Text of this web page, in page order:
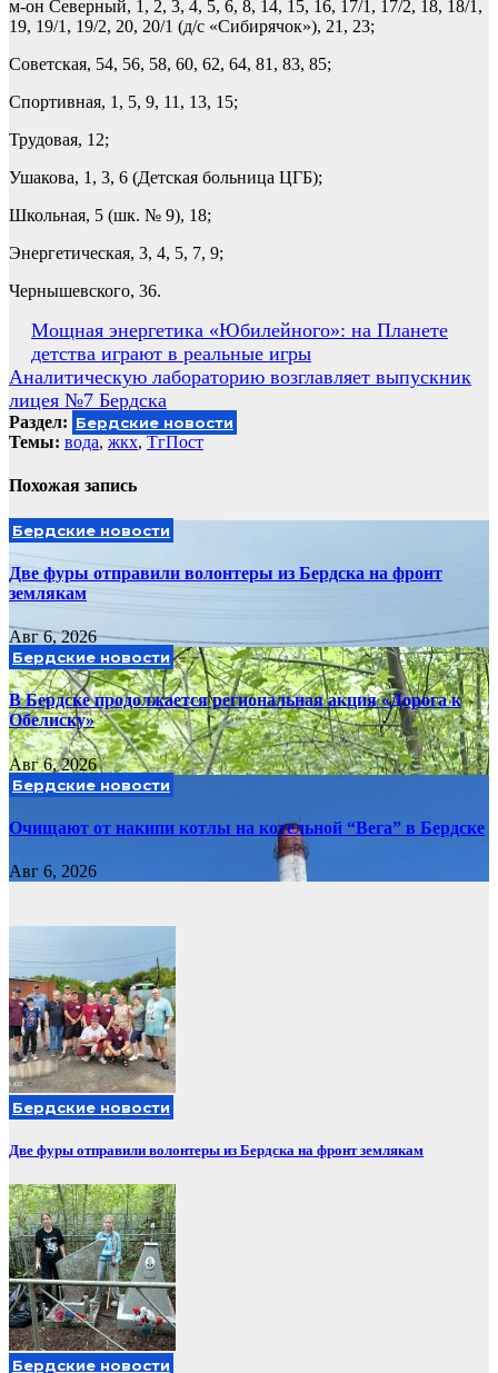
м-он Северный, 1, 2, 3, 4, 5, 6, 8, 14, 15, 16, 17/1, 17/2, 18, 18/1,
19, 19/1, 19/2, 20, 20/1 (д/с «Сибирячок»), 21, 23;
Советская, 54, 56, 58, 60, 62, 64, 81, 83, 85;
Спортивная, 1, 5, 9, 11, 13, 15;
Трудовая, 12;
Ушакова, 1, 3, 6 (Детская больница ЦГБ);
Школьная, 5 (шк. № 9), 18;
Энергетическая, 3, 4, 5, 7, 9;
Чернышевского, 36.
Навигация
по
записям
Мощная энергетика «Юбилейного»: на Планете
детства играют в реальные игры
Аналитическую лабораторию возглавляет выпускник
лицея №7 Бердска
Раздел: Бердские новости
Темы: вода, жкх, ТгПост
Похожая запись
Бердские новости
Две фуры отправили волонтеры из Бердска на фронт
землякам
Авг 6, 2026
Бердские новости
В Бердске продолжается региональная акция «Дорога к
Обелиску»
Авг 6, 2026
Бердские новости
Очищают от накипи котлы на котельной “Вега” в Бердске
Авг 6, 2026
Бердские новости
Две фуры отправили волонтеры из Бердска на фронт землякам
Бердские новости